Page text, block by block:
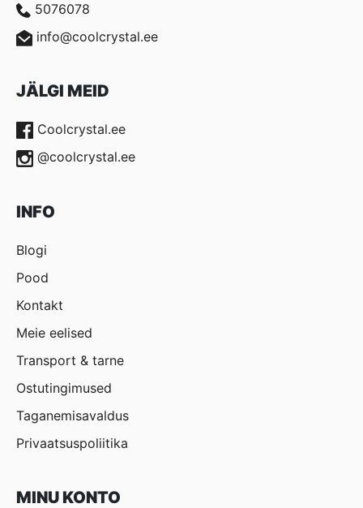
5076078
info@coolcrystal.ee
JÄLGI MEID
Coolcrystal.ee
@coolcrystal.ee
INFO
Blogi
Pood
Kontakt
Meie eelised
Transport & tarne
Ostutingimused
Taganemisavaldus
Privaatsuspoliitika
MINU KONTO